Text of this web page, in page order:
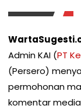
Admin KAI (PT
(Persero)
permohonan
komentar